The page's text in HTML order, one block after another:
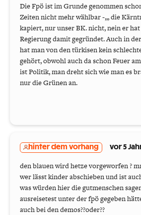
Die Fpö ist im Grunde genommen
Zeiten nicht mehr wählbar -,,, die
kapiert, nur unser BK. nicht, nein er
Regierung damit gegründet. Auch in
hat man von den türkisen kein
gehört, obwohl auch da schon Feuer
ist Politik, man dreht sich wie man es
nur die Grünen an.
hinter dem vorhang vor 5
den blauen wird hetze vorgeworfen ?
wer lässt kinder abschieben und ist
was würden hier die gutmenschen
ausreisetest unter der fpö gegeben
auch bei den demos??oder??